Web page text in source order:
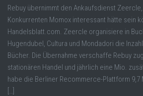
Rebuy übernimmt den Ankaufsdienst
Konkurrenten Momox interessant hätte sein
Handelsblatt.com. Zeercle organisiere in
Hugendubel, Cultura und Mondadori die
Bücher. Die Übernahme verschaffe Rebuy
stationären Handel und jährlich eine Mio.
habe die Berliner Recommerce-Plattform
[…]